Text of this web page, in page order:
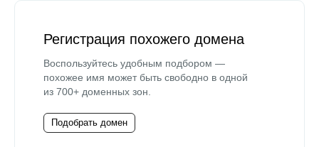
Регистрация похожего домена
Воспользуйтесь удобным подбором —
похожее имя может быть свободно в одной
из 700+ доменных зон.
Подобрать домен